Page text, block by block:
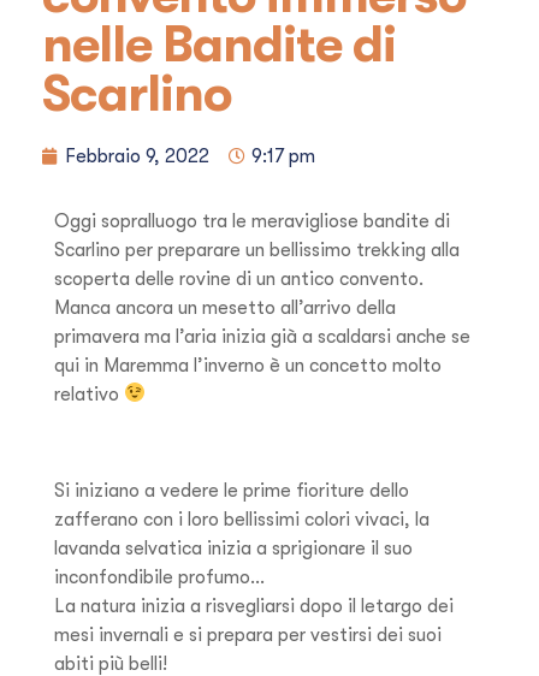
nelle Bandite di
Scarlino
Febbraio 9, 2022 9:17 pm
Oggi sopralluogo tra le meravigliose bandite di
Scarlino per preparare un bellissimo trekking alla
scoperta delle rovine di un antico convento.
Manca ancora un mesetto all’arrivo della
primavera ma l’aria inizia già a scaldarsi anche se
qui in Maremma l’inverno è un concetto molto
relativo
Si iniziano a vedere le prime fioriture dello
zafferano con i loro bellissimi colori vivaci, la
lavanda selvatica inizia a sprigionare il suo
inconfondibile profumo…
La natura inizia a risvegliarsi dopo il letargo dei
mesi invernali e si prepara per vestirsi dei suoi
abiti più belli!